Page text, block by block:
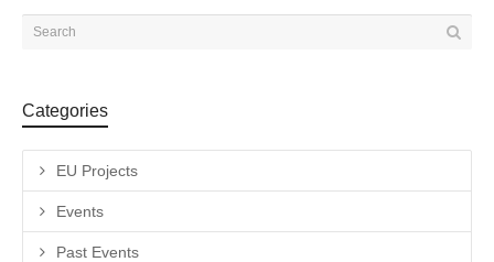
Categories
EU Projects
Events
Past Events